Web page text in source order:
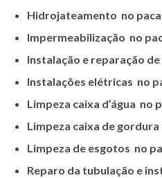
Hidrojateamento no
Impermeabilização no
Instalação e reparação
Instalações elétricas no
Limpeza caixa d’água no
Limpeza caixa de
Limpeza de esgotos no
Reparo da tubulação e